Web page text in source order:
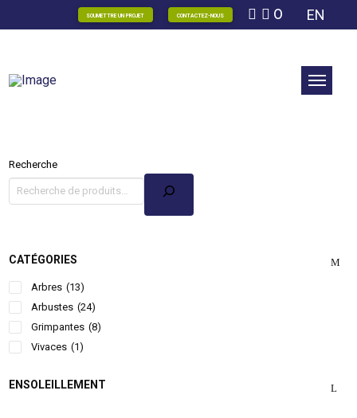
SOUMETTRE UN PROJET CONTACTEZ-NOUS 0 EN
Recherche
CATÉGORIES
Arbres (13)
Arbustes (24)
Grimpantes (8)
Vivaces (1)
ENSOLEILLEMENT